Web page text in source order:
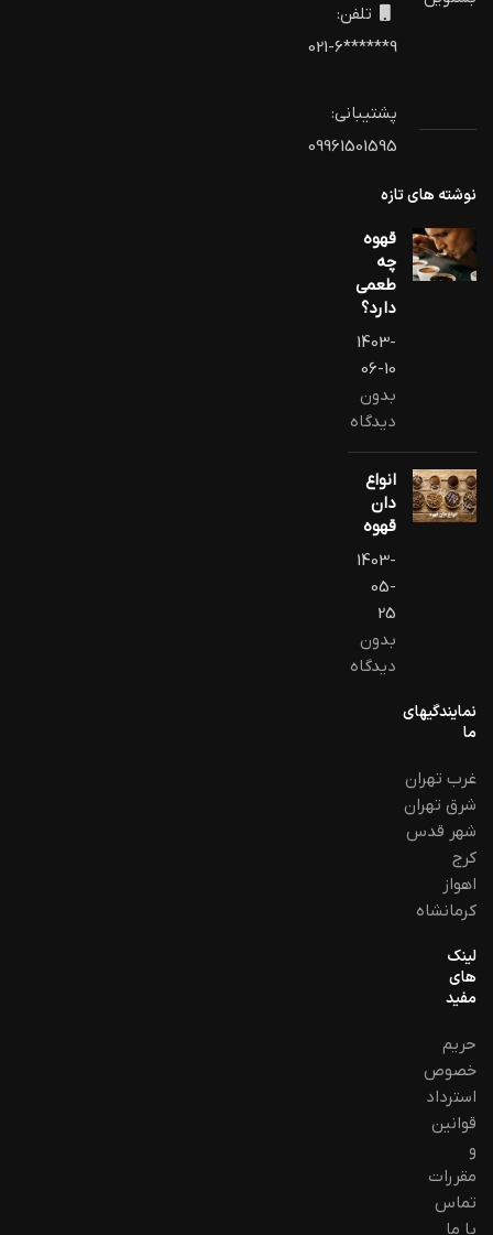
تلفن:
9******6-021
پشتیبانی:
09961501595
نوشته های تازه
قهوه
چه
طعمی
دارد؟
1403-
06-10
بدون
دیدگاه
انواع
دان
قهوه
1403-
05-
25
بدون
دیدگاه
نمایندگیهای
ما
غرب تهران
شرق تهران
شهر قدس
کرج
اهواز
کرمانشاه
لینک
های
مفید
حریم
خصوص
استرداد
قوانین
و
مقررات
تماس
با ما